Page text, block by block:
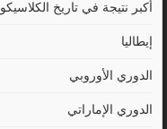
أكبر نتيجة في تاريخ الكلاسيكو
إيطاليا
الدوري الأوروبي
الدوري الإماراتي